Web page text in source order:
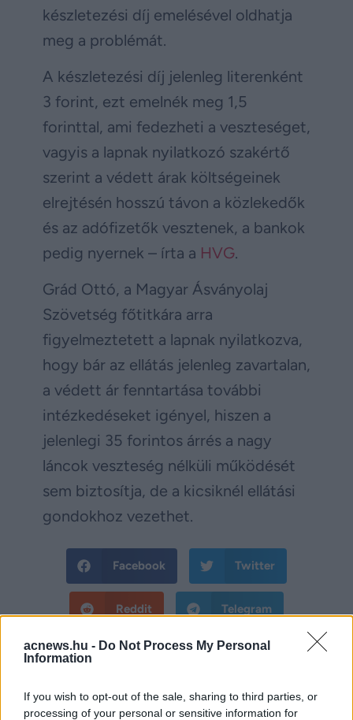
acnews.hu - Do Not Process My Personal
Information
If you wish to opt-out of the sale, sharing to third parties, or
processing of your personal or sensitive information for
készletezési díj emelésével oldhatja
meg a problémát.
A készletezési díj jelenleg literenként
3 forint, ezt emelnék meg 1,5
forinttal, ami fedezheti a veszteséget,
vagyis a lapnak nyilatkozó szakértő
szerint a védett árak költségeinek
elrejtésén hosszú távon a közlekedők
és az adófizetők vesztenek, a bankok
pedig nyernek – írta a HVG.
Grád Ottó, a Magyar Ásványolaj
Szövetség főtitkára arra
figyelmeztetett a lapnak nyilatkozva,
hogy bár az ellátás jelenleg zavartalan,
a védett ár fenntartása további
intézkedéseket igényel, hiszen a
jelenlegi 35 forintos árrés a nagy
láncok veszteség nélküli működését
sem biztosítja, de a kicsiknél ellátási
gondokhoz vezethet.
Facebook Twitter
Reddit Telegram
Email